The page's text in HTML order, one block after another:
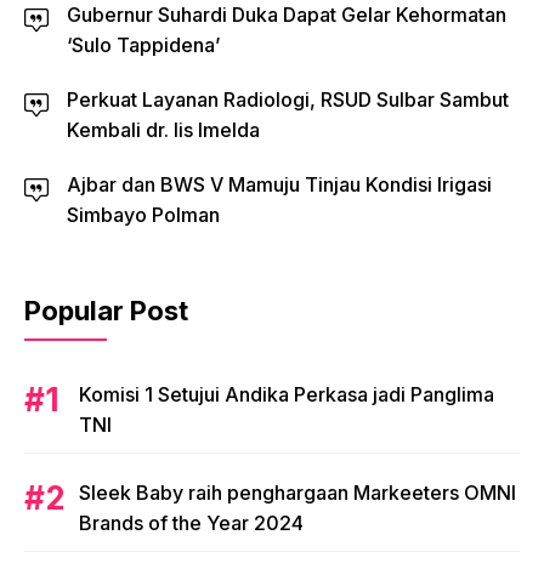
Gubernur Suhardi Duka Dapat Gelar Kehormatan
‘Sulo Tappidena’
Perkuat Layanan Radiologi, RSUD Sulbar Sambut
Kembali dr. Iis Imelda
Ajbar dan BWS V Mamuju Tinjau Kondisi Irigasi
Simbayo Polman
Popular Post
Komisi 1 Setujui Andika Perkasa jadi Panglima
TNI
Sleek Baby raih penghargaan Markeeters OMNI
Brands of the Year 2024